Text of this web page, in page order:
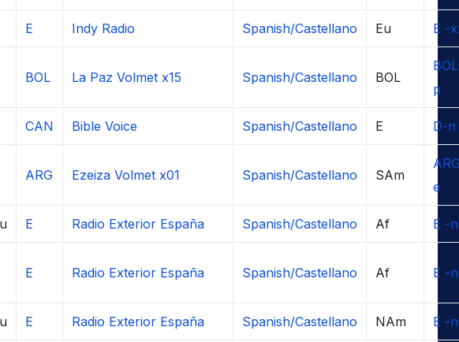
E Indy Radio Spanish/Castellano Eu E -
BOL La Paz Volmet x15 Spanish/Castellano BOL
p
CAN Bible Voice Spanish/Castellano E D-n
ARG Ezeiza Volmet x01 Spanish/Castellano SAm
e
E Radio Exterior España Spanish/Castellano Af E -n
E Radio Exterior España Spanish/Castellano Af E -n
E Radio Exterior España Spanish/Castellano NAm E -n